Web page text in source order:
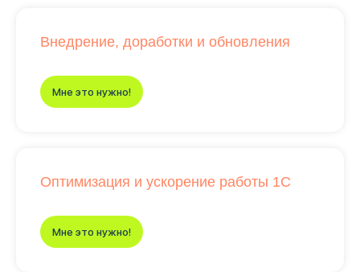
Внедрение, доработки и обновления
Мне это нужно!
Оптимизация и ускорение работы 1С
Мне это нужно!